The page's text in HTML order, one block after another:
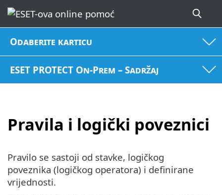
Odaberite karticu
ESET PROTECT On-Prem – Sadržaj
Pravila i logički poveznici
Pravilo se sastoji od stavke, logičkog
poveznika (logičkog operatora) i definirane
vrijednosti.